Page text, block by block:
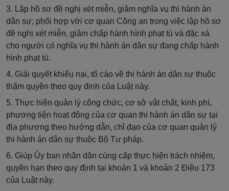
3. Lập hồ sơ đề nghị xét miễn, giảm nghĩa vụ thi hành án
dân sự; phối hợp với cơ quan Công an trong việc lập hồ sơ
đề nghị xét miễn, giảm chấp hành hình phạt tù và đặc xá
cho người có nghĩa vụ thi hành án dân sự đang chấp hành
hình phạt tù.
4. Giải quyết khiếu nại, tố cáo về thi hành án dân sự thuộc
thẩm quyền theo quy định của Luật này.
5. Thực hiện quản lý công chức, cơ sở vật chất, kinh phí,
phương tiện hoạt động của cơ quan thi hành án dân sự tại
địa phương theo hướng dẫn, chỉ đạo của cơ quan quản lý
thi hành án dân sự thuộc Bộ Tư pháp.
6. Giúp Ủy ban nhân dân cùng cấp thực hiện trách nhiệm,
quyền hạn theo quy định tại khoản 1 và khoản 2 Điều 173
của Luật này.